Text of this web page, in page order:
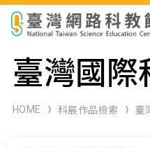
科展作品檢索
科學研習月刊
臺灣國際
HOME 科展作品檢索 臺